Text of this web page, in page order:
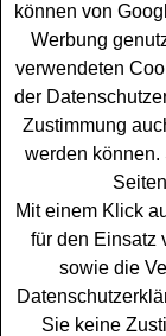
Ein tolles Arte
Tickets
die Ausstellung
Vitra Design
können Sie
Arte
angemeldet
können die
Arte verlost
Catwalk
können von
Werbung
verwendeten
der
Zustimmung
werden
Mit einem Klick
für den Einsatz
sowie die
Sie keine